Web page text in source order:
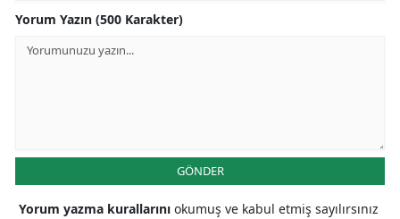
Yorum Yazın (500 Karakter)
GÖNDER
Yorum yazma kurallarını okumuş ve kabul etmiş sayılırsınız